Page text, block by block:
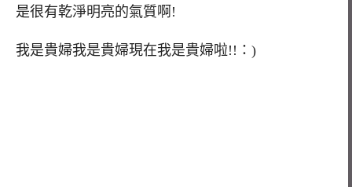
是很有乾淨明亮的氣質啊!
我是貴婦我是貴婦現在我是貴婦啦!!：)